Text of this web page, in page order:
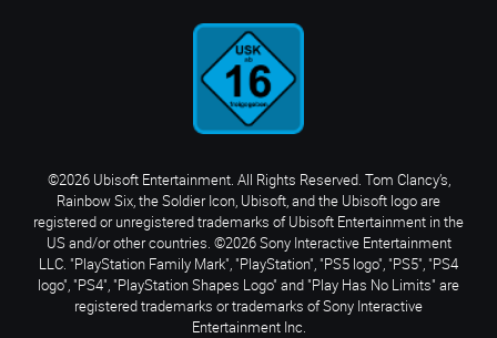
©2026 Ubisoft Entertainment. All Rights Reserved. Tom Clancy’s,
Rainbow Six, the Soldier Icon, Ubisoft, and the Ubisoft logo are
registered or unregistered trademarks of Ubisoft Entertainment in the
US and/or other countries. ©2026 Sony Interactive Entertainment
LLC. "PlayStation Family Mark", "PlayStation", "PS5 logo", "PS5", "PS4
logo", "PS4", "PlayStation Shapes Logo" and "Play Has No Limits" are
registered trademarks or trademarks of Sony Interactive
Entertainment Inc.